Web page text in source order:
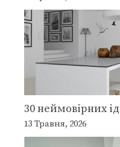
30 неймовірних
13 Травня, 2026